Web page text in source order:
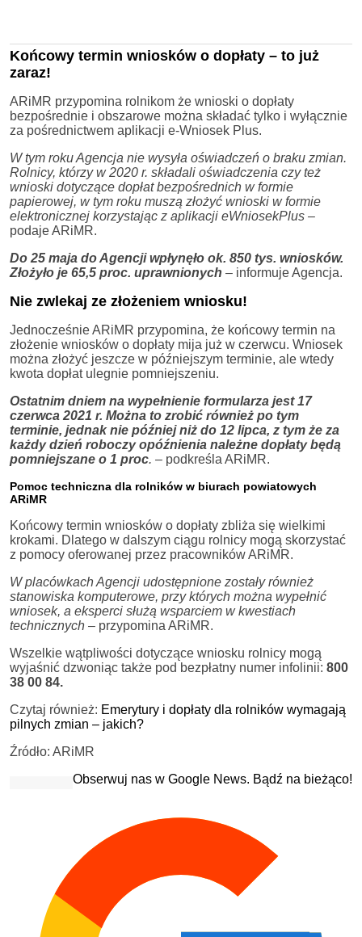
Końcowy termin wniosków o dopłaty – to już
zaraz!
ARiMR przypomina rolnikom że wnioski o dopłaty
bezpośrednie i obszarowe można składać tylko i wyłącznie
za pośrednictwem aplikacji e-Wniosek Plus.
W tym roku Agencja nie wysyła oświadczeń o braku zmian.
Rolnicy, którzy w 2020 r. składali oświadczenia czy też
wnioski dotyczące dopłat bezpośrednich w formie
papierowej, w tym roku muszą złożyć wnioski w formie
elektronicznej korzystając z aplikacji eWniosekPlus –
podaje ARiMR.
Do 25 maja do Agencji wpłynęło ok. 850 tys. wniosków.
Złożyło je 65,5 proc. uprawnionych – informuje Agencja.
Nie zwlekaj ze złożeniem wniosku!
Jednocześnie ARiMR przypomina, że końcowy termin na
złożenie wniosków o dopłaty mija już w czerwcu. Wniosek
można złożyć jeszcze w późniejszym terminie, ale wtedy
kwota dopłat ulegnie pomniejszeniu.
Ostatnim dniem na wypełnienie formularza jest 17
czerwca 2021 r. Można to zrobić również po tym
terminie, jednak nie później niż do 12 lipca, z tym że za
każdy dzień roboczy opóźnienia należne dopłaty będą
pomniejszane o 1 proc. – podkreśla ARiMR.
Pomoc techniczna dla rolników w biurach powiatowych
ARiMR
Końcowy termin wniosków o dopłaty zbliża się wielkimi
krokami. Dlatego w dalszym ciągu rolnicy mogą skorzystać
z pomocy oferowanej przez pracowników ARiMR.
W placówkach Agencji udostępnione zostały również
stanowiska komputerowe, przy których można wypełnić
wniosek, a eksperci służą wsparciem w kwestiach
technicznych – przypomina ARiMR.
Wszelkie wątpliwości dotyczące wniosku rolnicy mogą
wyjaśnić dzwoniąc także pod bezpłatny numer infolinii: 800
38 00 84.
Czytaj również: Emerytury i dopłaty dla rolników wymagają
pilnych zmian – jakich?
Źródło: ARiMR
Obserwuj nas w Google News. Bądź na bieżąco!